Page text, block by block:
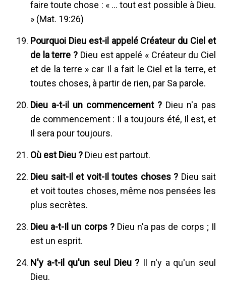
faire toute chose : « ... tout est possible à Dieu.
» (Mat. 19:26)
Pourquoi Dieu est-il appelé Créateur du Ciel et
de la terre ? Dieu est appelé « Créateur du Ciel
et de la terre » car Il a fait le Ciel et la terre, et
toutes choses, à partir de rien, par Sa parole.
Dieu a-t-il un commencement ? Dieu n'a pas
de commencement : Il a toujours été, Il est, et
Il sera pour toujours.
Où est Dieu ? Dieu est partout.
Dieu sait-Il et voit-Il toutes choses ? Dieu sait
et voit toutes choses, même nos pensées les
plus secrètes.
Dieu a-t-Il un corps ?Dieu n'a pas de corps ; Il
est un esprit.
N'y a-t-il qu'un seul Dieu ? Il n'y a qu'un seul
Dieu.